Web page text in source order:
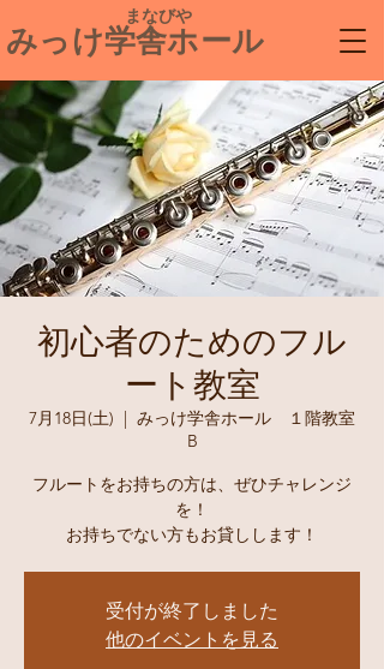
​ まなびや
みっけ学舎ホール
初心者のためのフル
ート教室
7月18日(土)
  |
みっけ学舎ホール １階教室
B
フルートをお持ちの方は、ぜひチャレンジ
を！
お持ちでない方もお貸しします！
受付が終了しました
他のイベントを見る